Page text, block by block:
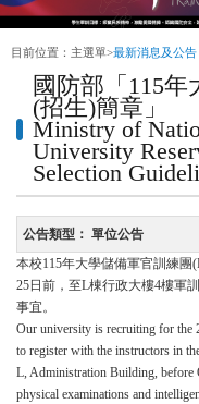
目前位置： 主選單>最新消息及公告
國防部「115
(招生)簡章」
Ministry of
University
Selection
公告類型： 單位公告
本校115年大學儲備軍官訓練團
25日前，至L棟行政大樓4樓軍
事宜。
Our university is recruiting for the
to register with the instructors in
L, Administration Building, before
physical examinations and